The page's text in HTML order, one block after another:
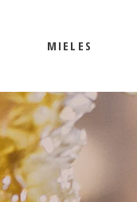
MIELES